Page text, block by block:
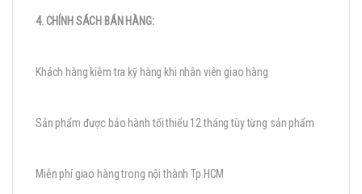
4. CHÍNH SÁCH BÁN HÀNG:
Khách hàng kiễm tra kỹ hàng khi nhân viên giao hàng
Sản phẩm được bảo hành tối thiểu 12 tháng tùy từng sản phẩm
Miễn phí giao hàng trong nội thành Tp.HCM